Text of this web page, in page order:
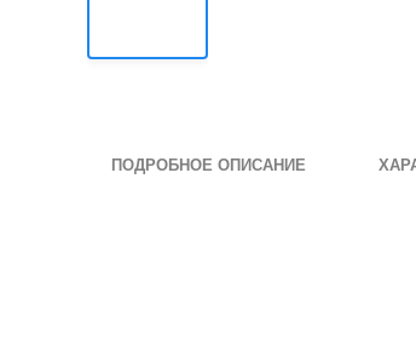
ПОДРОБНОЕ ОПИСАНИЕ